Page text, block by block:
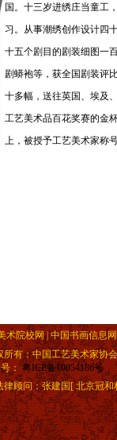
国。十三岁进绣庄当童工
习。从事潮绣创作设计四
十五个剧目的剧装细图一
剧蟒袍等，获全国剧装评
十多幅，送往英国、埃及
工艺美术品百花奖赛的金
上，被授予工艺美术家称号
院校网 | 中国书画信息
所有：中国工艺美术家协
号：粤ICP备10054186号
律顾问：张建国[ 北京冠和